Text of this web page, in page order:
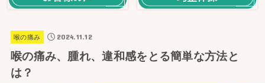
喉の痛み 2024.11.12
喉の痛み、腫れ、違和感をとる簡単な方法と
は？